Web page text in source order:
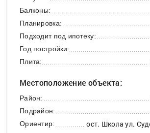
Балконы:
Планировка:
Подходит под ипотеку:
Год постройки:
Плита:
Местоположение объекта:
Район:
Подрайон:
Ориентир: ост. Школа ул.